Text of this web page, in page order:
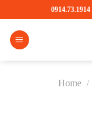
to
content
0914.73.1914
Home /